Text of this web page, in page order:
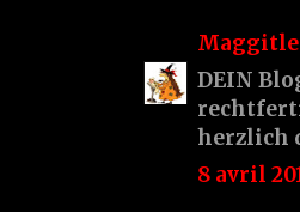
Maggitle
DEIN
herzlich
8 avril